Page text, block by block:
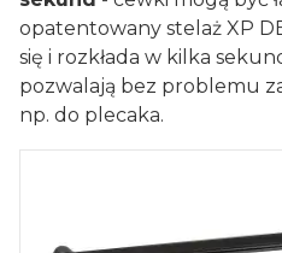
opatentowany stelaż XP
się i rozkłada w kilka
pozwalają bez problemu
np. do plecaka.